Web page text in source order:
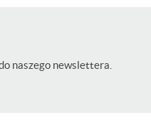
naszego newslettera.